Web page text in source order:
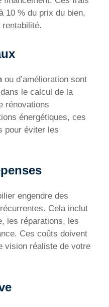
10 % du prix du bien,
ou d’amélioration sont
le calcul de la
rénovations
énergétiques, ces
pour éviter les
engendre des
récurrentes. Cela inclut
les réparations, les
Ces coûts doivent
vision réaliste de votre